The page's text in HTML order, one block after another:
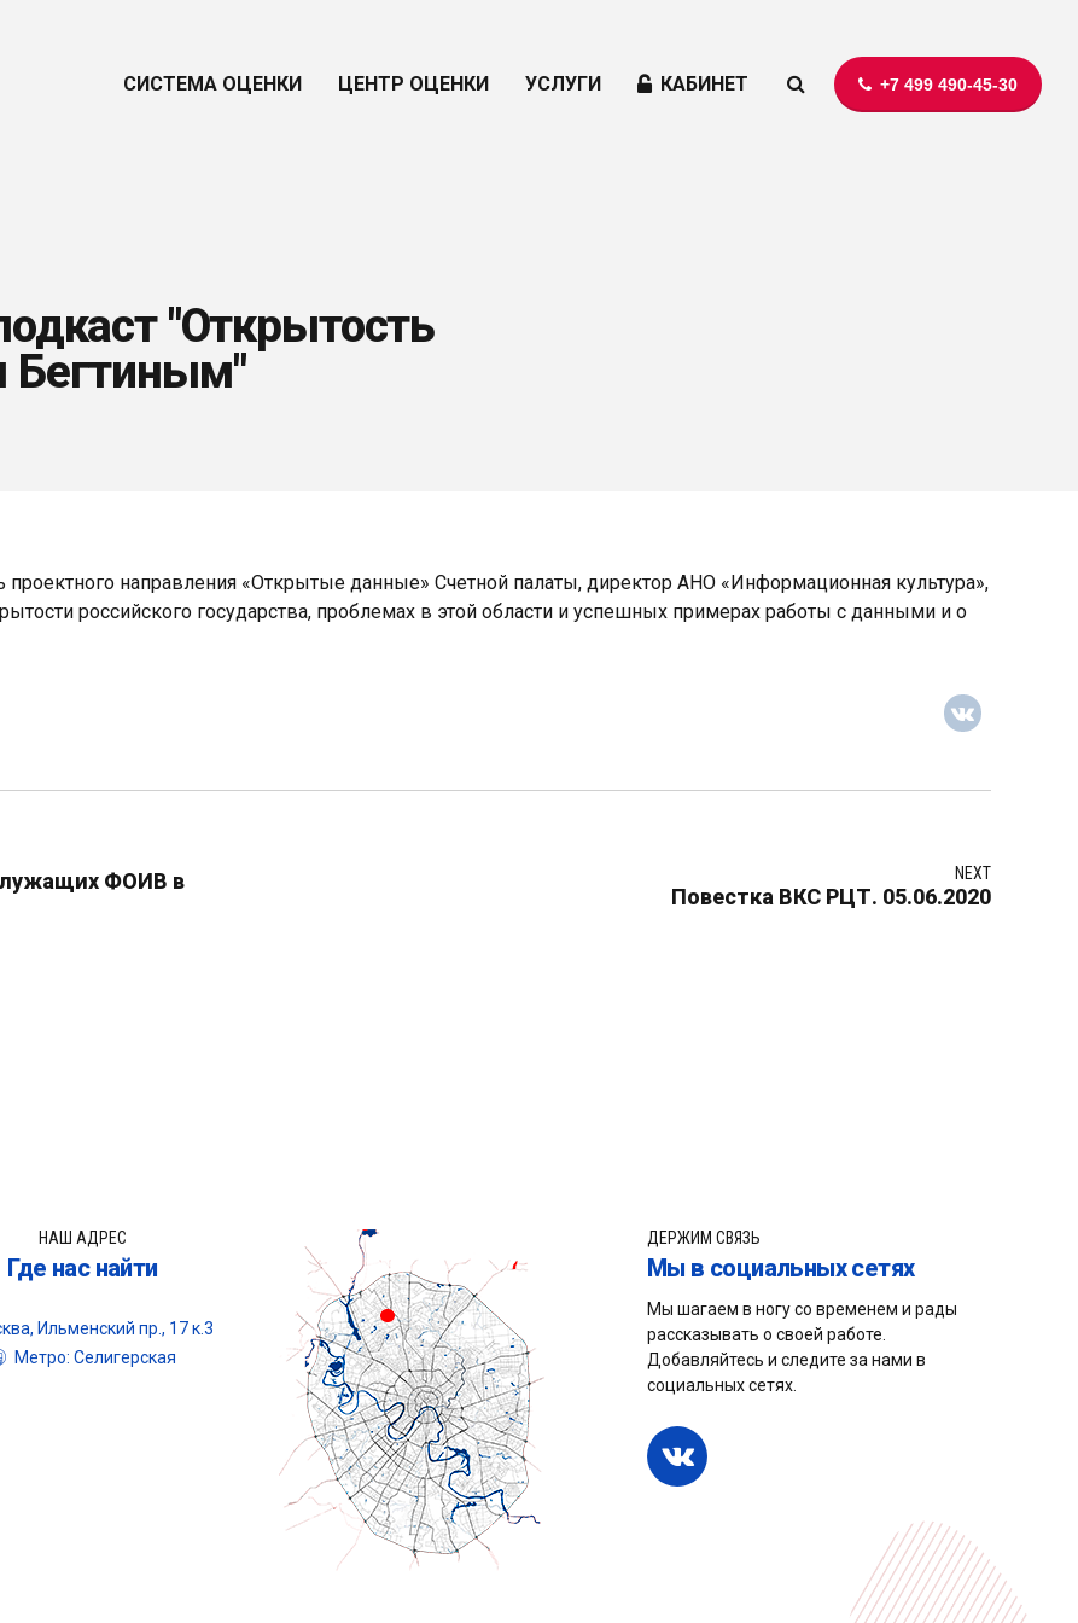
КАБИНЕТ +7 499 490-45-30
СИСТЕМА ОЦЕНКИ ЦЕНТР ОЦЕНКИ УСЛУГИ
"Открытость
Бегтиным"
направления «Открытые данные» Счетной палаты, директор АНО «Информационная культура»,
российского государства, проблемах в этой области и успешных примерах работы с данными и о
ФОИВ в
NEXT
Повестка ВКС РЦТ. 05.06.2020
НАШ АДРЕС
Где нас найти
Ильменский пр., 17 к.3
Метро: Селигерская
ДЕРЖИМ СВЯЗЬ
Мы в социальных сетях
Мы шагаем в ногу со временем и рады
рассказывать о своей работе.
Добавляйтесь и следите за нами в
социальных сетях.